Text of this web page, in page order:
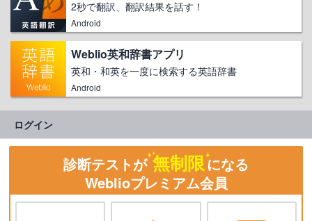
2秒で翻訳、翻訳結果を話す！
Android
Weblio英和辞書アプリ
英和・和英を一度に検索する英語辞書
Android
ログイン
診断テストが 無制限になる
Weblioプレミアム会員